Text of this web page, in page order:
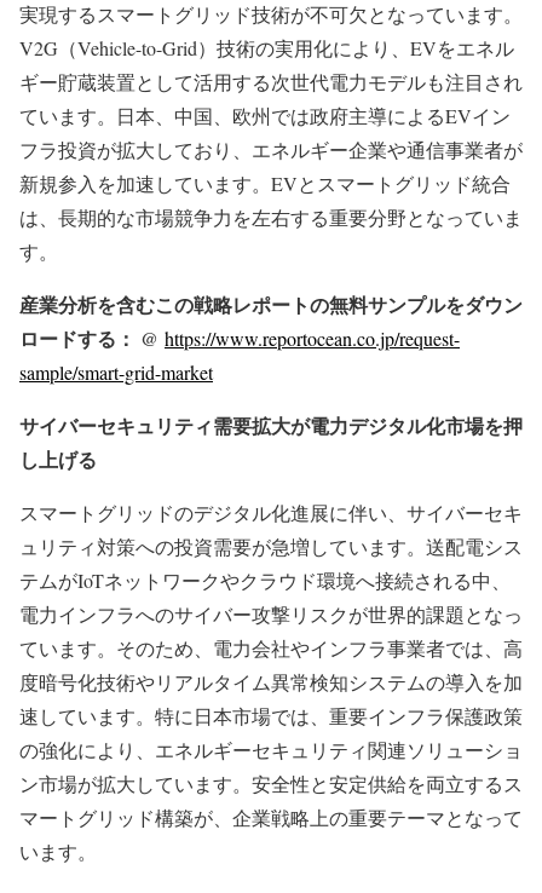
実現するスマートグリッド技術が不可欠となっています。
V2G（Vehicle-to-Grid）技術の実用化により、EVをエネル
ギー貯蔵装置として活用する次世代電力モデルも注目され
ています。日本、中国、欧州では政府主導によるEVイン
フラ投資が拡大しており、エネルギー企業や通信事業者が
新規参入を加速しています。EVとスマートグリッド統合
は、長期的な市場競争力を左右する重要分野となっていま
す。
産業分析を含むこの戦略レポートの無料サンプルをダウン
ロードする： @ https://www.reportocean.co.jp/request-
sample/smart-grid-market
サイバーセキュリティ需要拡大が電力デジタル化市場を押
し上げる
スマートグリッドのデジタル化進展に伴い、サイバーセキ
ュリティ対策への投資需要が急増しています。送配電シス
テムがIoTネットワークやクラウド環境へ接続される中、
電力インフラへのサイバー攻撃リスクが世界的課題となっ
ています。そのため、電力会社やインフラ事業者では、高
度暗号化技術やリアルタイム異常検知システムの導入を加
速しています。特に日本市場では、重要インフラ保護政策
の強化により、エネルギーセキュリティ関連ソリューショ
ン市場が拡大しています。安全性と安定供給を両立するス
マートグリッド構築が、企業戦略上の重要テーマとなって
います。